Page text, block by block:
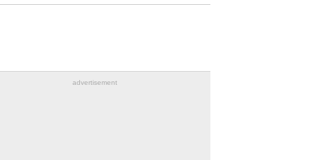
advertisement